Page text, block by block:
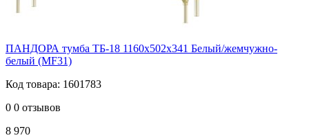
ПАНДОРА тумба ТБ-18 1160х502х341 Белый/жемчужно-
белый (MF31)
Код товара: 1601783
0 0 отзывов
8 970